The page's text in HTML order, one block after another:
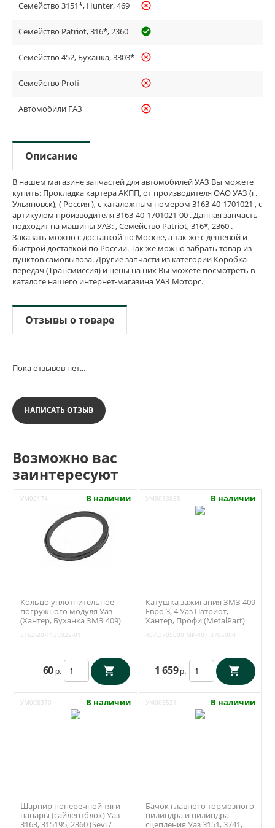
Семейство 3151*, Hunter, 469 highlight_off
Семейство Patriot, 316*, 2360 check_circle_outline
Семейство 452, Буханка, 3303* highlight_off
Семейство Profi highlight_off
Автомобили ГАЗ highlight_off
Описание
В нашем магазине запчастей для автомобилей УАЗ Вы можете
купить: Прокладка картера АКПП, от производителя ОАО УАЗ (г.
Ульяновск), ( Россия ), с каталожным номером 3163-40-1701021 , с
артикулом производителя 3163-40-1701021-00 . Данная запчасть
подходит на машины УАЗ: , Семейство Patriot, 316*, 2360 .
Заказать можно с доставкой по Москве, а так же с дешевой и
быстрой доставкой по России. Так же можно забрать товар из
пунктов самовывоза. Другие запчасти из категории Коробка
передач (Трансмиссия) и цены на них Вы можете посмотреть в
каталоге нашего интернет-магазина УАЗ Моторс.
Отзывы о товаре
Пока отзывов нет...
НАПИСАТЬ ОТЗЫВ
Возможно вас
заинтересуют
УМ00174 В наличии
Кольцо уплотнительное
погружного модуля Уаз
(Хантер, Буханка ЗМЗ 409)
бака) (ОАО УАЗ) 3162-20-
3162-20-1139022-01
60 р.
УМ0013835 В наличии
Катушка зажигания ЗМЗ 409
Евро 3, 4 Уаз Патриот,
Хантер, Профи (MetalPart)
407.3705000 MP-407.3705000
1 659 р.
УМ008370 В наличии
Шарнир поперечной тяги
панары (сайлентблок) Уаз
3163, 315195, 2360 (Sevi /
УМ005531 В наличии
Бачок главного тормозного
цилиндра и цилиндра
сцепления Уаз 3151, 3741,